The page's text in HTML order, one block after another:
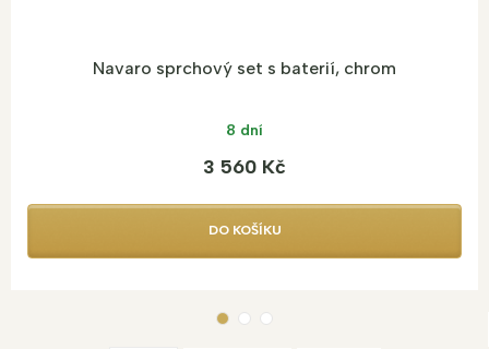
Navaro sprchový set s baterií, chrom
8 dní
3 560 Kč
DO KOŠÍKU